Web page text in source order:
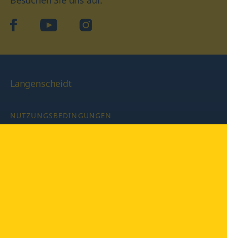
facebookYouTube Instagram
Langenscheidt
NUTZUNGSBEDINGUNGEN